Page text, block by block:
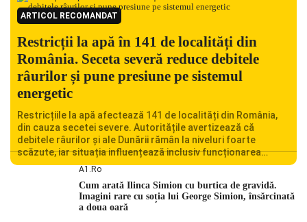
ARTICOL RECOMANDAT
Restricții la apă în 141 de localități din
România. Seceta severă reduce debitele
râurilor și pune presiune pe sistemul
energetic
Restricțiile la apă afectează 141 de localități din România,
din cauza secetei severe. Autoritățile avertizează că
debitele râurilor și ale Dunării rămân la niveluri foarte
scăzute, iar situația influențează inclusiv funcționarea
Centralei Nucleare de la Cernavodă. România se confruntă
hidrologic din ultimii ani. Lipsa […]
A1.ro
Cum arată Ilinca Simion cu burtica de gravidă.
Imagini rare cu soția lui George Simion, însărcinată
a doua oară